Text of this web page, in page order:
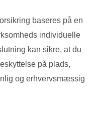
baseres på en
individuelle
kan sikre, at du
på plads,
og erhvervsmæssig